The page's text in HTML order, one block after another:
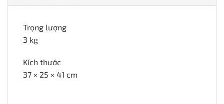
Trọng lượng
3 kg
Kích thước
37 × 25 × 41 cm